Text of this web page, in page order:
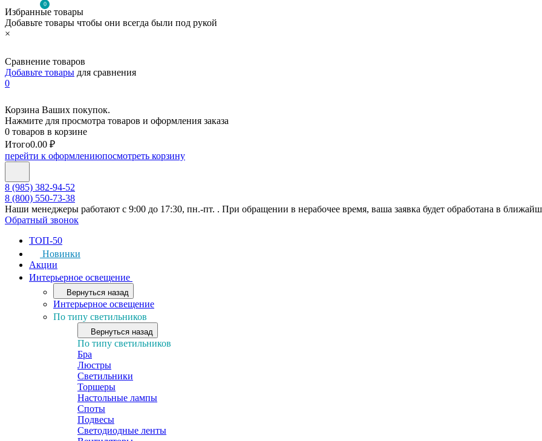
0
Избранные товары
Добавьте товары чтобы они всегда были под рукой
×
Сравнение товаров
Добавьте товары для сравнения
0
Корзина Ваших покупок.
Нажмите для просмотра товаров и оформления заказа
0 товаров в корзине
Итого0.00 ₽
перейти к оформлениюпосмотреть корзину
8 (985) 382-94-52
8 (800) 550-73-38
Наши менеджеры работают с 9:00 до 17:30, пн.-пт. . При обращении в нерабочее время, ваша заявка будет обработана в
Обратный звонок
ТОП-50
Новинки
Акции
Интерьерное освещение
Вернуться назад
Интерьерное освещение
По типу светильников
Вернуться назад
По типу светильников
Бра
Люстры
Светильники
Торшеры
Настольные лампы
Споты
Подвесы
Светодиодные ленты